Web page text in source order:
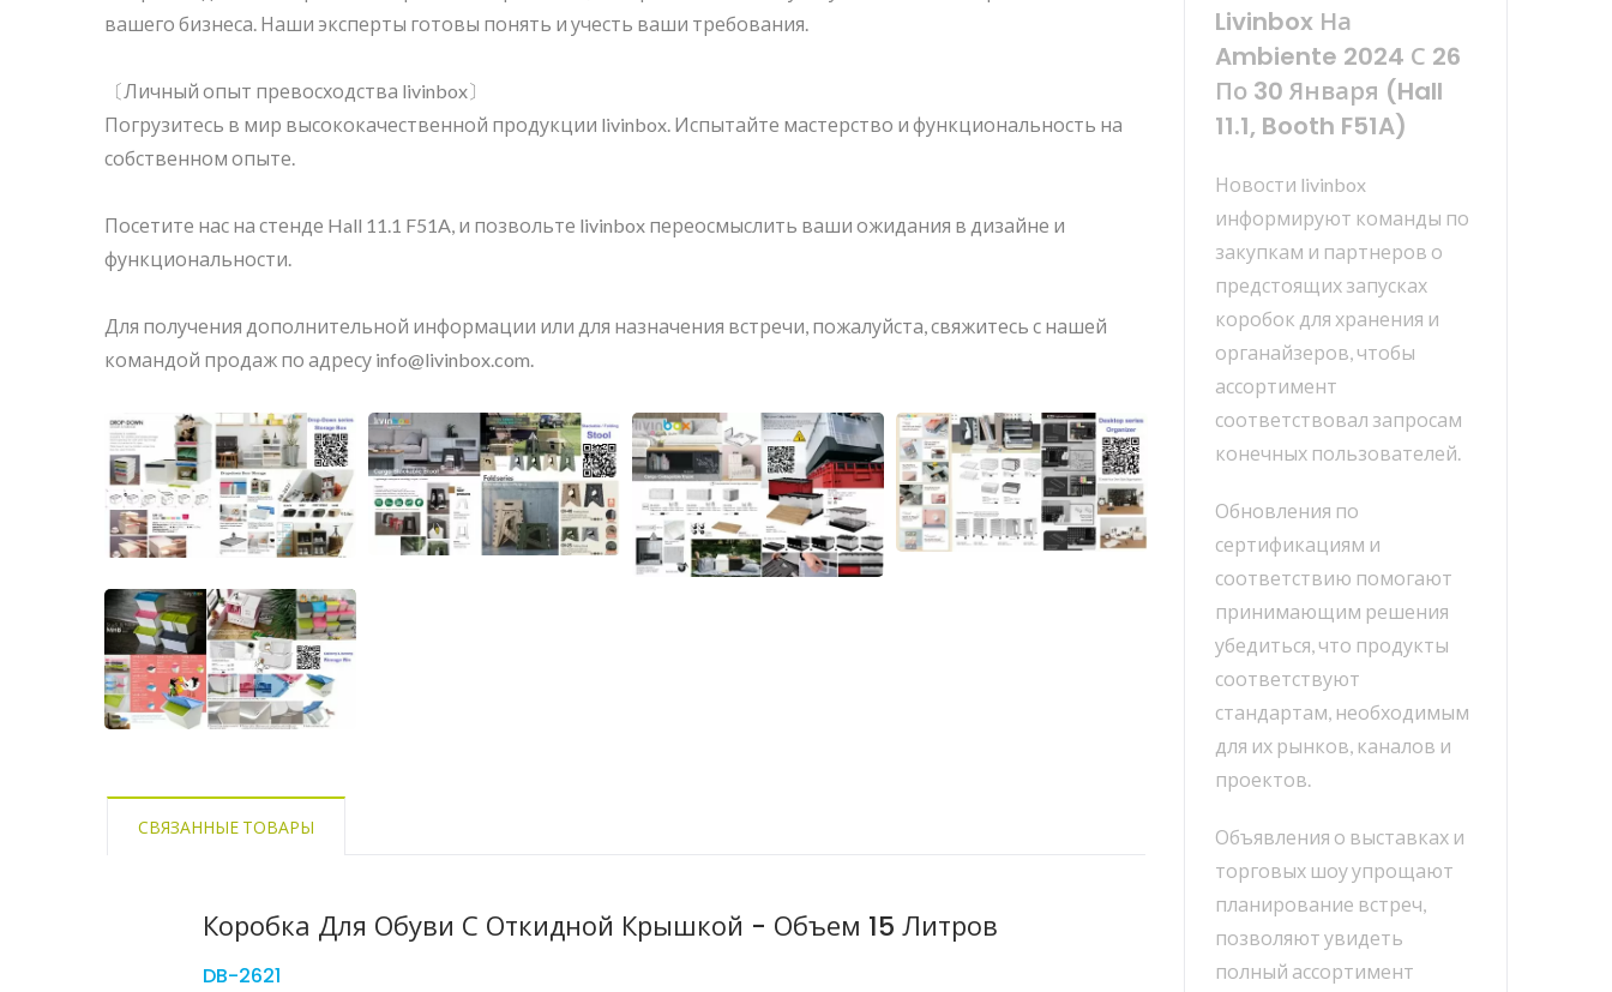
вашего бизнеса. Наши эксперты готовы понять и учесть ваши требования.
〔Личный опыт превосходства livinbox〕
Погрузитесь в мир высококачественной продукции livinbox. Испытайте мастерство и функциональность на
собственном опыте.
Посетите нас на стенде Hall 11.1 F51A, и позвольте livinbox переосмыслить ваши ожидания в дизайне и
функциональности.
Для получения дополнительной информации или для назначения встречи, пожалуйста, свяжитесь с нашей
командой продаж по адресу info@livinbox.com.
СВЯЗАННЫЕ ТОВАРЫ
Коробка Для Обуви С Откидной Крышкой - Объем 15 Литров
DB-2621
Livinbox На
Ambiente 2024 С 26
По 30 Января (Hall
11.1, Booth F51A)
Новости livinbox
информируют команды по
закупкам и партнеров о
предстоящих запусках
коробок для хранения и
органайзеров, чтобы
ассортимент
соответствовал запросам
конечных пользователей.
Обновления по
сертификациям и
соответствию помогают
принимающим решения
убедиться, что продукты
соответствуют
стандартам, необходимым
для их рынков, каналов и
проектов.
Объявления о выставках и
торговых шоу упрощают
планирование встреч,
позволяют увидеть
полный ассортимент